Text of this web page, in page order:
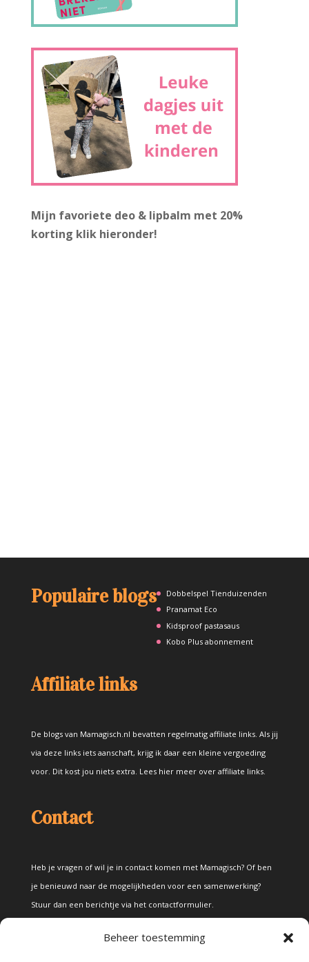
Beheer toestemming
Mijn favoriete deo & lipbalm met 20%
korting klik hieronder!
Populaire blogs
Dobbelspel Tienduizenden
Pranamat Eco
Kidsproof pastasaus
Kobo Plus abonnement
Affiliate links
De blogs van Mamagisch.nl bevatten regelmatig affiliate links. Als jij
via deze links iets aanschaft, krijg ik daar een kleine vergoeding
voor. Dit kost jou niets extra. Lees hier meer over affiliate links.
Contact
Heb je vragen of wil je in contact komen met Mamagisch? Of ben
je benieuwd naar de mogelijkheden voor een samenwerking?
Stuur dan een berichtje via het contactformulier.